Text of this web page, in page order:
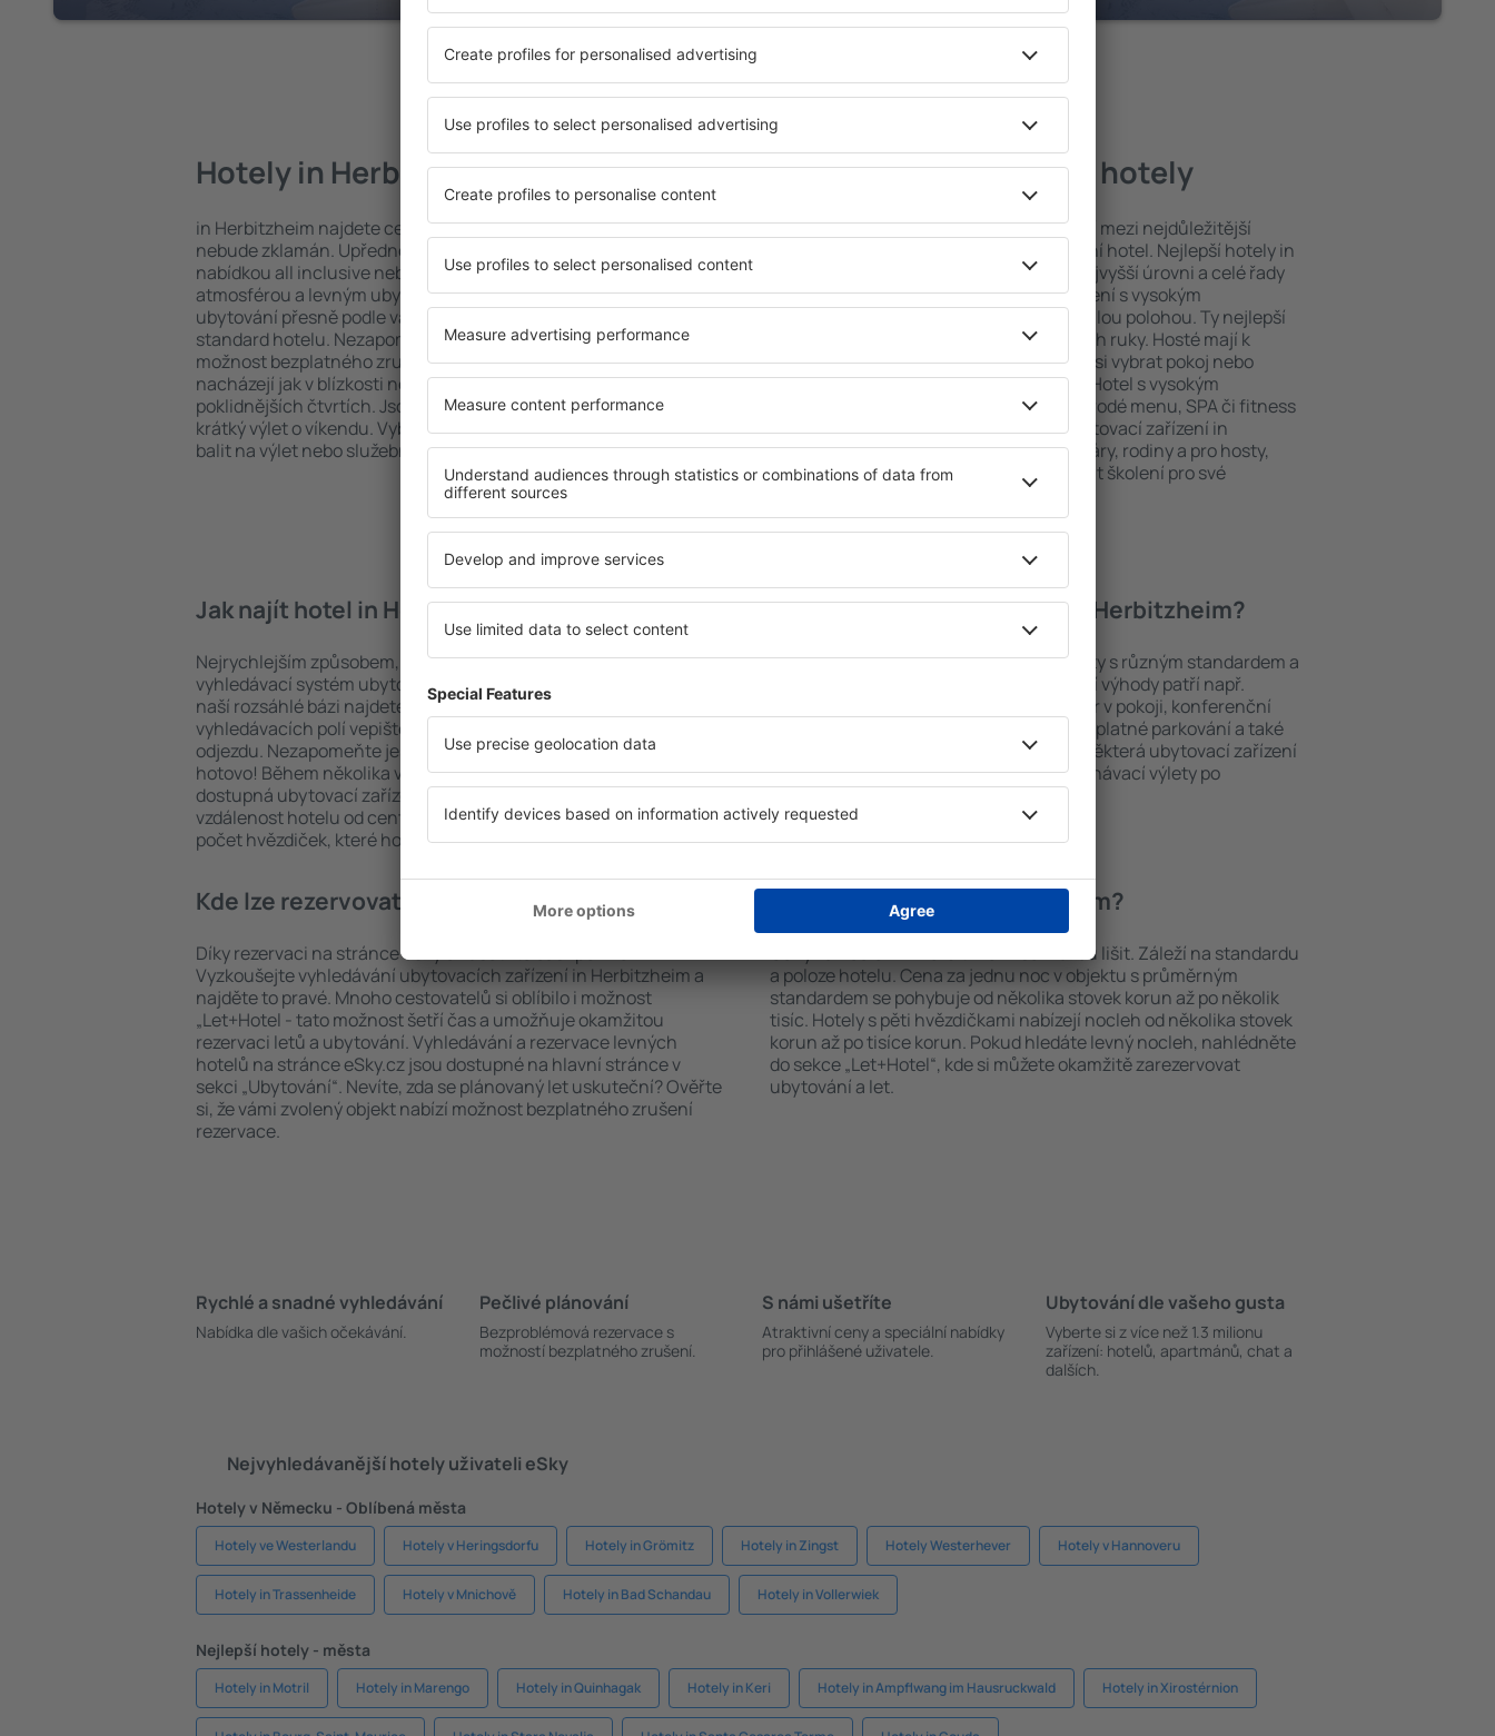
Zobrazit více hotelů in Herbitzheim
Hotely in Herbitzheim
in Herbitzheim najdete celou řadu hotelů. Žádný návštěvník
nebude zklamán. Upřednostňujete hotel na vysoké úrovni a
nabídkou all inclusive nebo hledáte spíše místa s poklidnou
atmosférou a levným ubytováním? in Herbitzheim na vás čeká
ubytování přesně podle vašich představ! Stačí zvolit polohu a
standard hotelu. Nezapomeňte zkontrolovat způsob platby a
možnost bezplatného zrušení rezervace. Hotely in Herbitzheim se
nacházejí jak v blízkosti nejpopulárnějších atrakcí, tak i v
poklidnějších čtvrtích. Jsou jako stvořené na delší pobyt ale i
krátký výlet o víkendu. Vyberte hotel přesně pro vás a začněte se
balit na výlet nebo služební cestu už dnes!
Herbitzheim – nejlepší hotely
Komplexní služby a výhodná poloha patří mezi nejdůležitější
kritéria, která musí splnit každý exklusivní hotel. Nejlepší hotely in
Herbitzheim jsou zárukou obsluhy na nejvyšší úrovni a celé řady
dalších výhod pro hosty. Ubytovací zařízení s vysokým
standardem se mohou pochlubit dokonalou polohou. Ty nejlepší
atrakce in Herbitzheim tak máte na dosah ruky. Hosté mají k
dispozici i bezplatné parkování a mohou si vybrat pokoj nebo
apartmán přesně podle svých představ. Hotel s vysokým
standardem znamená mimo jiné i různorodé menu, SPA či fitness
areál nebo atrakce pro děti. Nejlepší ubytovací zařízení in
Herbitzheim jsou skvělým řešením pro páry, rodiny a pro hosty,
kteří cestují služebně nebo chtějí pořádat školení pro své
Jak najít hotel in Herbitzheim?
Nejrychlejším způsobem, jak najít hotel in Herbitzheim, je
vyhledávací systém ubytovacích zařízení na stránce eSky. Díky
naší rozsáhlé bázi najdete přesně to, co hledáte. Do
vyhledávacích polí vepište cíl cesty a vyberte data příjezdu a
odjezdu. Nezapomeňte ještě uvést počet hostů a pokojů. A máte
hotovo! Během několika vteřin se před vámi objeví všechna
dostupná ubytovací zařízení. Snadno si pak můžete ověřit
vzdálenost hotelu od centra, způsob platby za ubytování nebo
počet hvězdiček, které hotel obdržel od předchozích návštěvníků.
Jaké zařízení nabízí hotely in Herbitzheim?
Hotely in Herbitzheim se řadí mezi objekty s různým standardem a
vybavením pro hosty. Mezi nejoblíbenější výhody patří např.
bezplatné wi-fi, SPA areál, minibar/trezor v pokoji, konferenční
centrum, restaurace, dětský koutek, bezplatné parkování a také
informační brožury o atrakcích v okolí. Některá ubytovací zařízení
nabízejí i transport z/na letiště nebo poznávací výlety po
historických památkách in Herbitzheim.
Kde lze rezervovat hotel in Herbitzheim?
Díky rezervaci na stránce eSky.cz ušetříte čas i peníze.
Vyzkoušejte vyhledávání ubytovacích zařízení in Herbitzheim a
najděte to pravé. Mnoho cestovatelů si oblíbilo i možnost
„Let+Hotel - tato možnost šetří čas a umožňuje okamžitou
rezervaci letů a ubytování. Vyhledávání a rezervace levných
hotelů na stránce eSky.cz jsou dostupné na hlavní stránce v
sekci „Ubytování“. Nevíte, zda se plánovaný let uskuteční? Ověřte
si, že vámi zvolený objekt nabízí možnost bezplatného zrušení
rezervace.
Kolik stojí hotel in Herbitzheim?
Ceny za nocleh in Herbitzheim se můžou lišit. Záleží na standardu
a poloze hotelu. Cena za jednu noc v objektu s průměrným
standardem se pohybuje od několika stovek korun až po několik
tisíc. Hotely s pěti hvězdičkami nabízejí nocleh od několika stovek
korun až po tisíce korun. Pokud hledáte levný nocleh, nahlédněte
do sekce „Let+Hotel“, kde si můžete okamžitě zarezervovat
ubytování a let.
Rychlé a snadné vyhledávání
Nabídka dle vašich očekávání.
Pečlivé plánování
Bezproblémová rezervace s
možností bezplatného zrušení.
S námi ušetříte
Atraktivní ceny a speciální nabídky
pro přihlášené uživatele.
Ubytování dle vašeho gusta
Vyberte si z více než 1.3 milionu
zařízení: hotelů, apartmánů, chat a
dalších.
Nejvyhledávanější hotely uživateli eSky
Hotely v Německu - Oblíbená města
Hotely ve Westerlandu Hotely v Heringsdorfu Hotely in Grömitz Hotely in Zingst Hotely Westerhever Hotely v Hannoveru
Hotely in Trassenheide Hotely v Mnichově Hotely in Bad Schandau Hotely in Vollerwiek
Nejlepší hotely - města
Hotely in Motril Hotely in Marengo Hotely in Quinhagak Hotely in Keri Hotely in Ampflwang im Hausruckwald Hotely in Xirostérnion